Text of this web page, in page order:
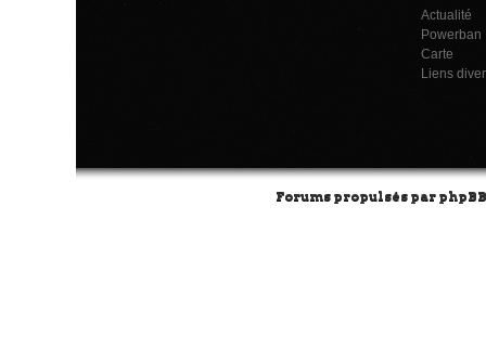
Actualité
Powerban
Carte
Liens
Forums propulsés par phpBB